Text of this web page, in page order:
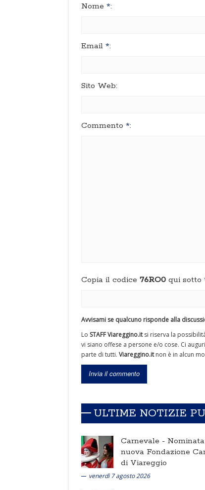
Nome *:
Email *:
Sito Web:
Commento *:
Copia il codice 76RO0 qui sotto
Avvisami se qualcuno risponde alla
Lo STAFF Viareggino.itsi riserva la
vi siano offese a persone e/o cose. Ci
parte di tutti. Viareggino.itnon è in alcun
ULTIME NOTIZIE
Carnevale -
nuova Fondazione
di Viareggio
venerdì 7 agosto 2026